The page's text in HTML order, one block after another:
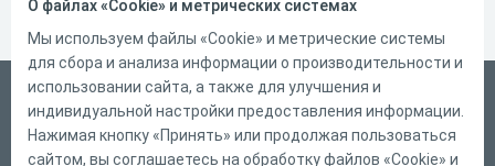
Русский
Справка
О файлах «Cookie» и метрических системах
Мы используем файлы «Cookie» и метрические системы
для сбора и анализа информации о производительности и
использовании сайта, а также для улучшения и
индивидуальной настройки предоставления информации.
Нажимая кнопку «Принять» или продолжая пользоваться
сайтом, вы соглашаетесь на обработку файлов «Cookie» и